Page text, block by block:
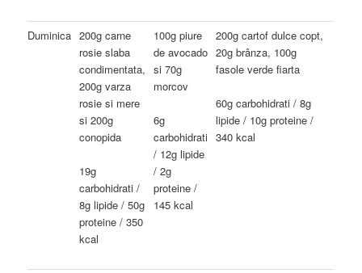
Duminica 200g carne
rosie slaba
condimentata,
200g varza
rosie si mere
si 200g
conopida
19g
carbohidrati /
8g lipide / 50g
proteine / 350
kcal
100g piure
de avocado
si 70g
morcov
6g
carbohidrati
/ 12g lipide
/ 2g
proteine /
145 kcal
200g cartof dulce copt,
20g brânza, 100g
fasole verde fiarta
60g carbohidrati / 8g
lipide / 10g proteine /
340 kcal